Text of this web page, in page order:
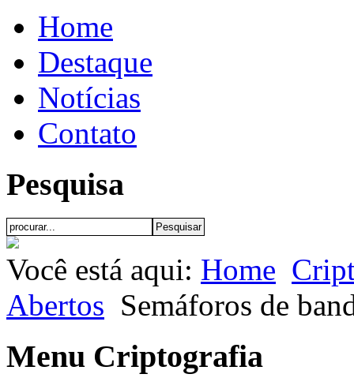
Home
Destaque
Notícias
Contato
Pesquisa
Você está aqui: Home
Abertos Semáforos de
Menu Criptografia